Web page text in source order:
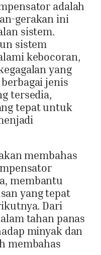
adalah
gerakan ini
sistem.
sistem
kebocoran,
yang
jenis
tersedia,
tepat untuk
membahas
membantu
yang tepat
Dari
tahan panas
minyak dan
membahas